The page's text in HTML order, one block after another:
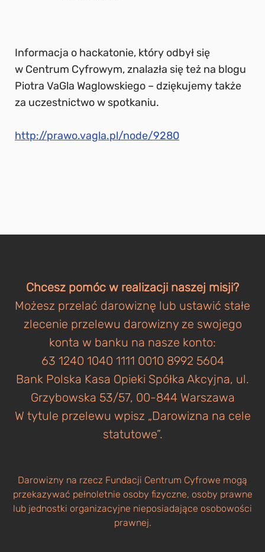
Informacja o hackatonie, który odbył się
w Centrum Cyfrowym, znalazła się też na blogu
Piotra VaGla Waglowskiego – dziękujemy także
za uczestnictwo w spotkaniu.
http://prawo.vagla.pl/node/9280
Chcesz pomóc w realizacji naszej misji?
Możesz przelać darowiznę lub ustawić stałe
zlecenie przelewu darowizny ze swojego
konta w banku na nasze konto:
63 1240 1040 1111 0010 8992 5604
Bank Polska Kasa Opieki Spółka Akcyjna, ul.
Grzybowska 53/57, 00-844 Warszawa
W tytule przelewu wpisz „Darowizna na cele
statutowe”.
Darowizny na rzecz Fundacji Centrum Cyfrowe mogą
przekazywać pełnoletnie osoby fizyczne, osoby prawne
lub jednostki organizacyjne nieposiadające osobowości
prawnej.